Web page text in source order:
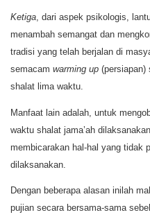
Ketiga, dari aspek psikologis,
menambah semangat dan
tradisi yang telah berjalan di
semacam warming up (persiapan)
shalat lima waktu.
Manfaat lain adalah, untuk
waktu shalat jama’ah
membicarakan hal-hal yang tidak
dilaksanakan.
Dengan beberapa alasan inilah
pujian secara bersama-sama